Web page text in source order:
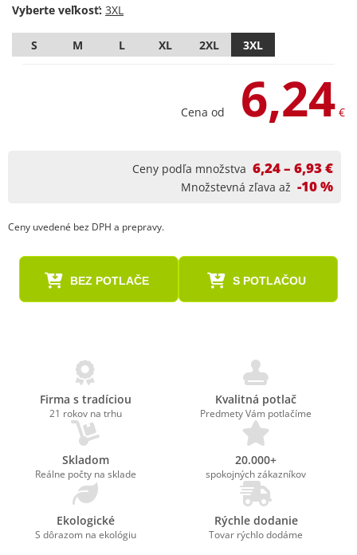
Vyberte veľkosť:
S M L XL 2XL 3XL
Cena od 6,24 €
Ceny podľa množstva 6,24 – 6,93 €
Množstevná zľava až -10 %
Ceny uvedené bez DPH a prepravy.
BEZ POTLAČE S POTLAČOU
Firma s tradíciou
21 rokov na trhu
Kvalitná potlač
Predmety Vám potlačíme
Skladom
Reálne počty na sklade
20.000+
spokojných zákazníkov
Ekologické
S dôrazom na ekológiu
Rýchle dodanie
Tovar rýchlo dodáme